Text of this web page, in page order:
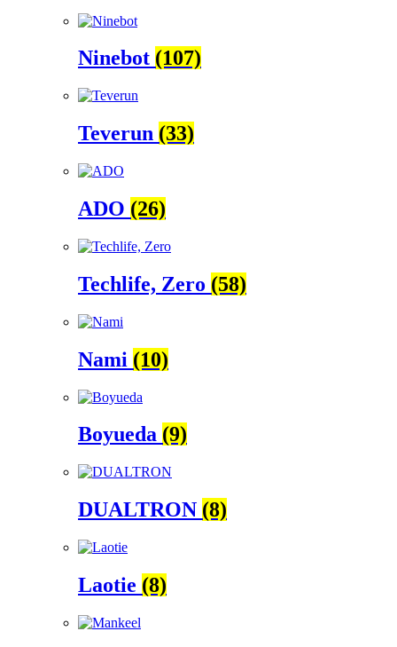
Ninebot (107)
Teverun (33)
ADO (26)
Techlife, Zero (58)
Nami (10)
Boyueda (9)
DUALTRON (8)
Laotie (8)